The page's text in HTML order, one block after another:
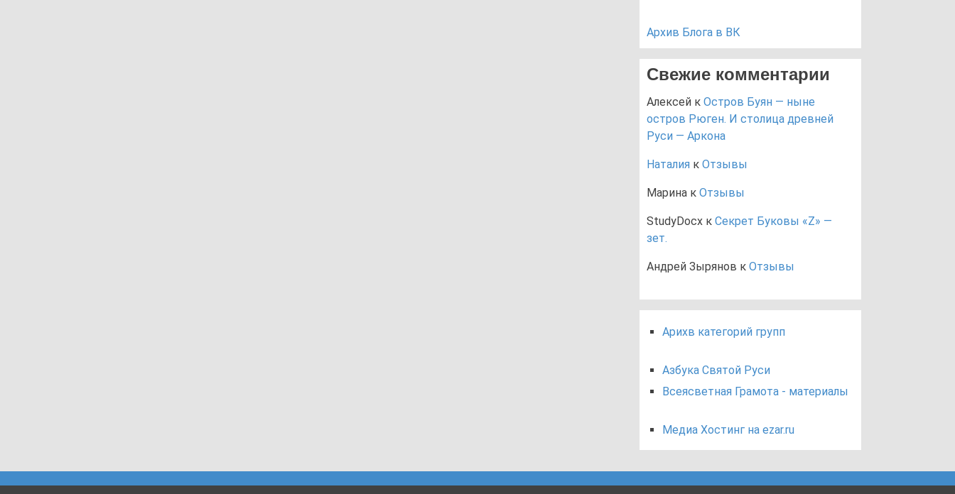
Архив Блога в ВК
Свежие комментарии
Алексей к Остров Буян — ныне
остров Рюген. И столица древней
Руси — Аркона
Наталия к Отзывы
Марина к Отзывы
StudyDocx к Секрет Буковы «Z» —
зет.
Андрей Зырянов к Отзывы
Арихв категорий групп
Азбука Святой Руси
Всеясветная Грамота - материалы
Медиа Хостинг на ezar.ru